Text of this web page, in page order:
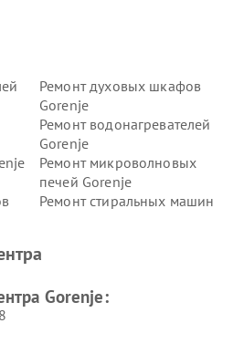
Ремонт духовых шкафов
Gorenje
Ремонт водонагревателей
Gorenje
Ремонт микроволновых
печей Gorenje
Ремонт стиральных машин
Gorenje: